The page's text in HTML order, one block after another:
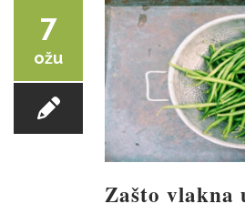
YOGA I
7
ožu
Zašto